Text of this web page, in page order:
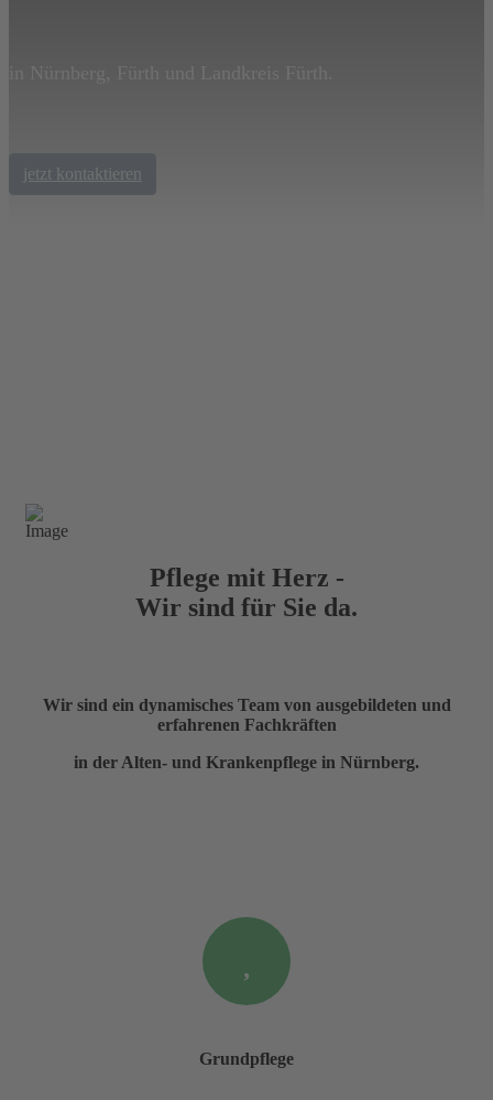
jetzt kontaktieren
Pflege mit Herz -
Wir sind für Sie da.
Wir sind ein dynamisches Team von ausgebildeten und
erfahrenen Fachkräften
in der Alten- und Krankenpflege in Nürnberg.
Grundpflege